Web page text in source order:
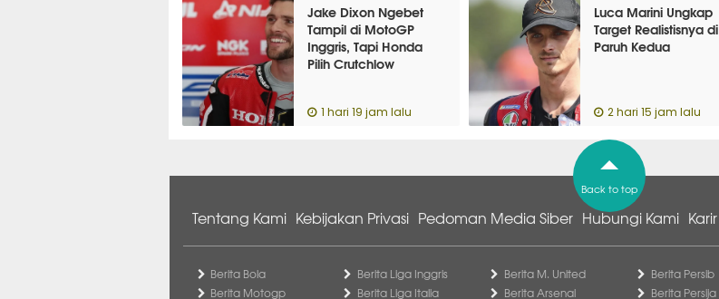
Jake Dixon Ngebet
Tampil di MotoGP
Inggris, Tapi Honda
Pilih Crutchlow
1 hari 19 jam lalu
Luca Marini Ungkap
Target Realistisnya di
Paruh Kedua
2 hari 15 jam lalu
Back to top
Tentang Kami Kebijakan Privasi Pedoman Media Siber Hubungi Kami Karir
Berita Bola
Berita Motogp
Berita Liga Inggris
Berita Liga Italia
Berita M. United
Berita Arsenal
Berita Persib
Berita Persija